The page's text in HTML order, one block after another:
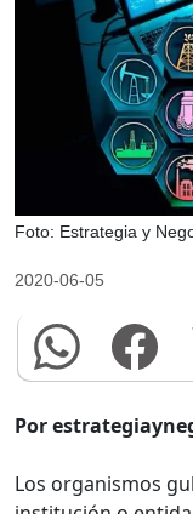
Foto: Estrategia y
2020-06-05
Por
Los organismos